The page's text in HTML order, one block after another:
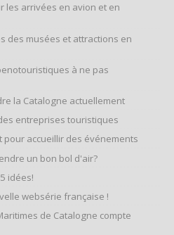
les arrivées en avion et en
des musées et attractions en
à ne pas
la Catalogne actuellement
entreprises touristiques
pour accueillir des événements
un bon bol d'air?
idées!
websérie française !
de Catalogne compte